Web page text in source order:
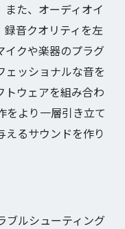
た、オーディオイ
録音クオリティを左
イクや楽器のプラグ
ェッショナルな音を
トウェアを組み合わ
をより一層引き立て
えるサウンドを作り
ブルシューティング